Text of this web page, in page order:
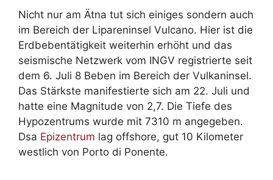
Nicht nur am Ätna tut sich einiges sondern auch
im Bereich der Lipareninsel Vulcano. Hier ist die
Erdbebentätigkeit weiterhin erhöht und das
seismische Netzwerk vom INGV registrierte seit
dem 6. Juli 8 Beben im Bereich der Vulkaninsel.
Das Stärkste manifestierte sich am 22. Juli und
hatte eine Magnitude von 2,7. Die Tiefe des
Hypozentrums wurde mit 7310 m angegeben.
Dsa Epizentrum lag offshore, gut 10 Kilometer
westlich von Porto di Ponente.